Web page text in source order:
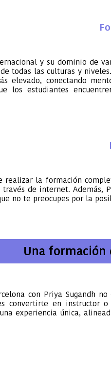
y su dominio de
todas las culturas y
elevado, conectando
los estudiantes
realizar la formación
de internet. Además,
no te preocupes por la
Una formación
con Priya Sugandh
convertirte en
experiencia única,